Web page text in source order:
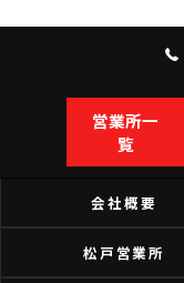
営業所一
覧
会社概要
松戸営業所